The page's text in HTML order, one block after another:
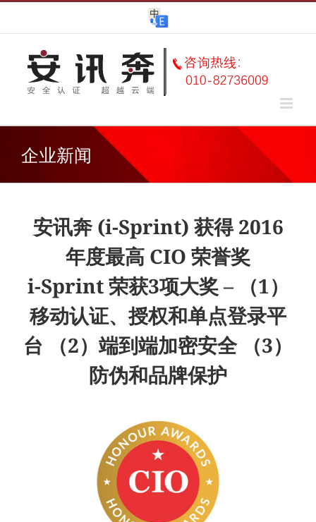
企业新闻
安讯奔 (i-Sprint) 获得 2016
年度最高 CIO 荣誉奖
i-Sprint 荣获3项大奖 – （1）
移动认证、授权和单点登录平
台 （2）端到端加密安全 （3）
防伪和品牌保护